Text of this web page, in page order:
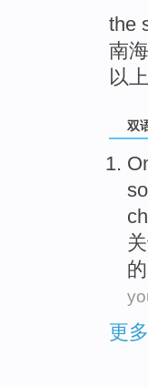
the
南
以
双
的
更